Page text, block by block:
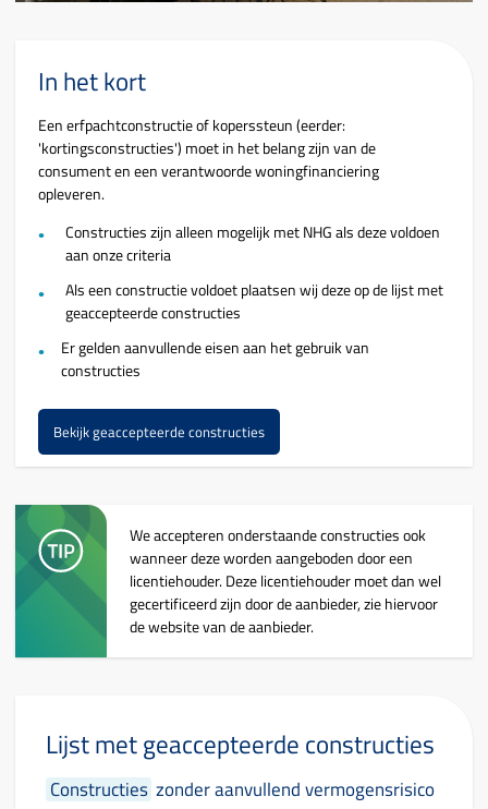
In het kort
Een erfpachtconstructie of koperssteun (eerder:
'kortingsconstructies') moet in het belang zijn van de
consument en een verantwoorde woningfinanciering
opleveren.
Constructies zijn alleen mogelijk met NHG als deze voldoen
aan onze criteria
Als een constructie voldoet plaatsen wij deze op de lijst met
geaccepteerde constructies
Er gelden aanvullende eisen aan het gebruik van
constructies
Bekijk geaccepteerde constructies
We accepteren onderstaandeconstructiesook
wanneer deze worden aangeboden door een
licentiehouder. Deze licentiehouder moet dan wel
gecertificeerd zijn door de aanbieder, zie hiervoor
de website van de aanbieder.
Lijst met geaccepteerde constructies
Constructies zonder aanvullend vermogensrisico